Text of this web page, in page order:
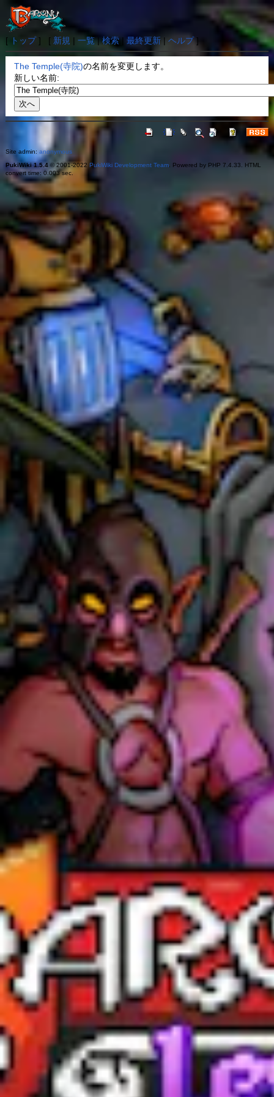
[ トップ] [ 新規 | 一覧|検索| 最終更新| ヘルプ]
The Temple(寺院)の名前を変更します。
新しい名前:
Site admin: anonymous
PukiWiki 1.5.4© 2001-2022 PukiWiki Development Team. Powered by PHP 7.4.33. HTML
convert time: 0.003 sec.